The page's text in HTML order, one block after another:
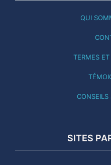
QUI
TERMES
CONSEILS
SITES